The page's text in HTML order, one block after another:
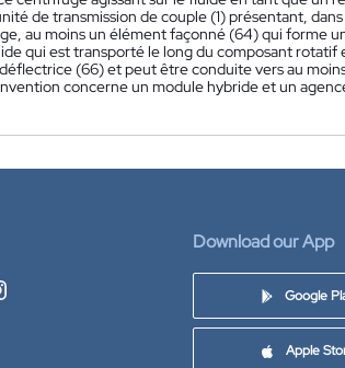
de transmission de couple (1) présentant,
au moins un élément façonné (64) qui forme
qui est transporté le long du composant rotatif
(66) et peut être conduite vers au
concerne un module hybride et un
Download our App
Google
Apple